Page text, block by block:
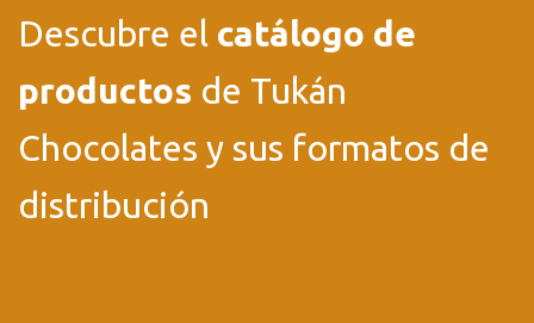
Descubre el catálogo de
productos de Tukán
Chocolates y sus formatos de
distribución